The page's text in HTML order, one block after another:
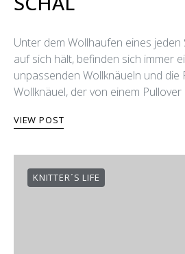
Unter dem Wollhaufen eines
auf sich hält, befinden sich immer
unpassenden Wollknäueln und die
Wollknäuel, der von einem
VIEW POST
KNITTER´S LIFE